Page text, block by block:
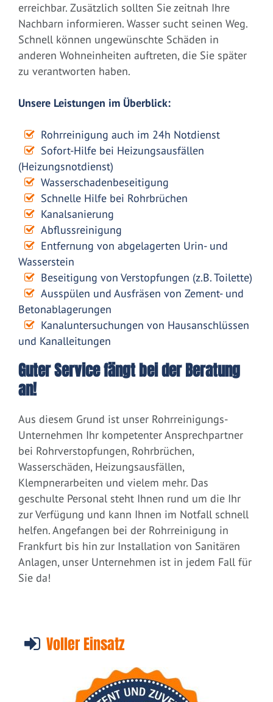
erreichbar. Zusätzlich sollten Sie zeitnah Ihre
Nachbarn informieren. Wasser sucht seinen Weg.
Schnell können ungewünschte Schäden in
anderen Wohneinheiten auftreten, die Sie später
zu verantworten haben.
Unsere Leistungen im Überblick:
Rohrreinigung auch im 24h Notdienst
Sofort-Hilfe bei Heizungsausfällen
(Heizungsnotdienst)
Wasserschadenbeseitigung
Schnelle Hilfe bei Rohrbrüchen
Kanalsanierung
Abflussreinigung
Entfernung von abgelagerten Urin- und
Wasserstein
Beseitigung von Verstopfungen (z.B. Toilette)
Ausspülen und Ausfräsen von Zement- und
Betonablagerungen
Kanaluntersuchungen von Hausanschlüssen
und Kanalleitungen
Guter Service fängt bei der Beratung
an!
Aus diesem Grund ist unser Rohrreinigungs-
Unternehmen Ihr kompetenter Ansprechpartner
bei Rohrverstopfungen, Rohrbrüchen,
Wasserschäden, Heizungsausfällen,
Klempnerarbeiten und vielem mehr. Das
geschulte Personal steht Ihnen rund um die Ihr
zur Verfügung und kann Ihnen im Notfall schnell
helfen. Angefangen bei der Rohrreinigung in
Frankfurt bis hin zur Installation von Sanitären
Anlagen, unser Unternehmen ist in jedem Fall für
Sie da!
Voller Einsatz